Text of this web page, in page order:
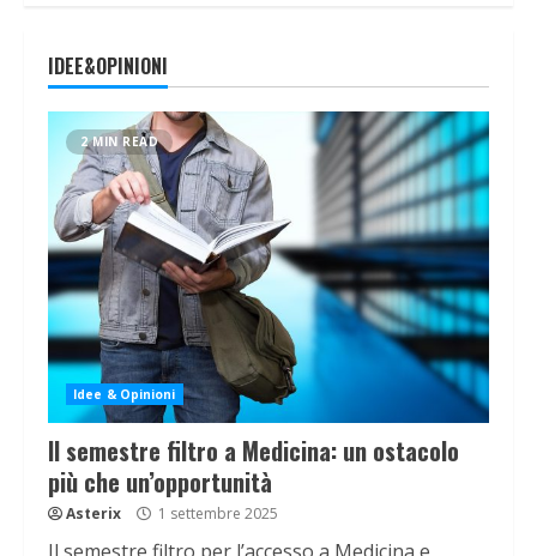
IDEE&OPINIONI
2 MIN READ
Idee & Opinioni
Il semestre filtro a Medicina: un ostacolo
più che un’opportunità
Asterix 1 settembre 2025